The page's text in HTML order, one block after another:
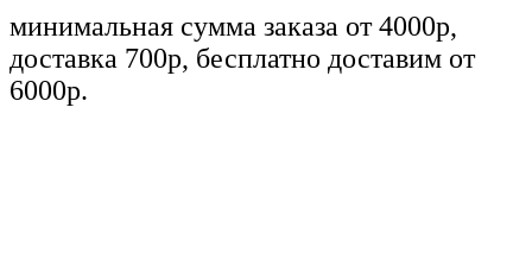
минимальная сумма заказа от 4000р,
доставка 700р, бесплатно доставим от
6000р.